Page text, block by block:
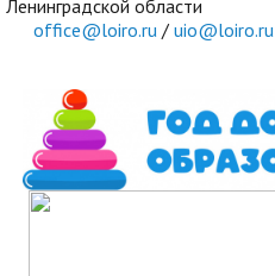
Ленинградской области
office@loiro.ru / uio@loiro.ru